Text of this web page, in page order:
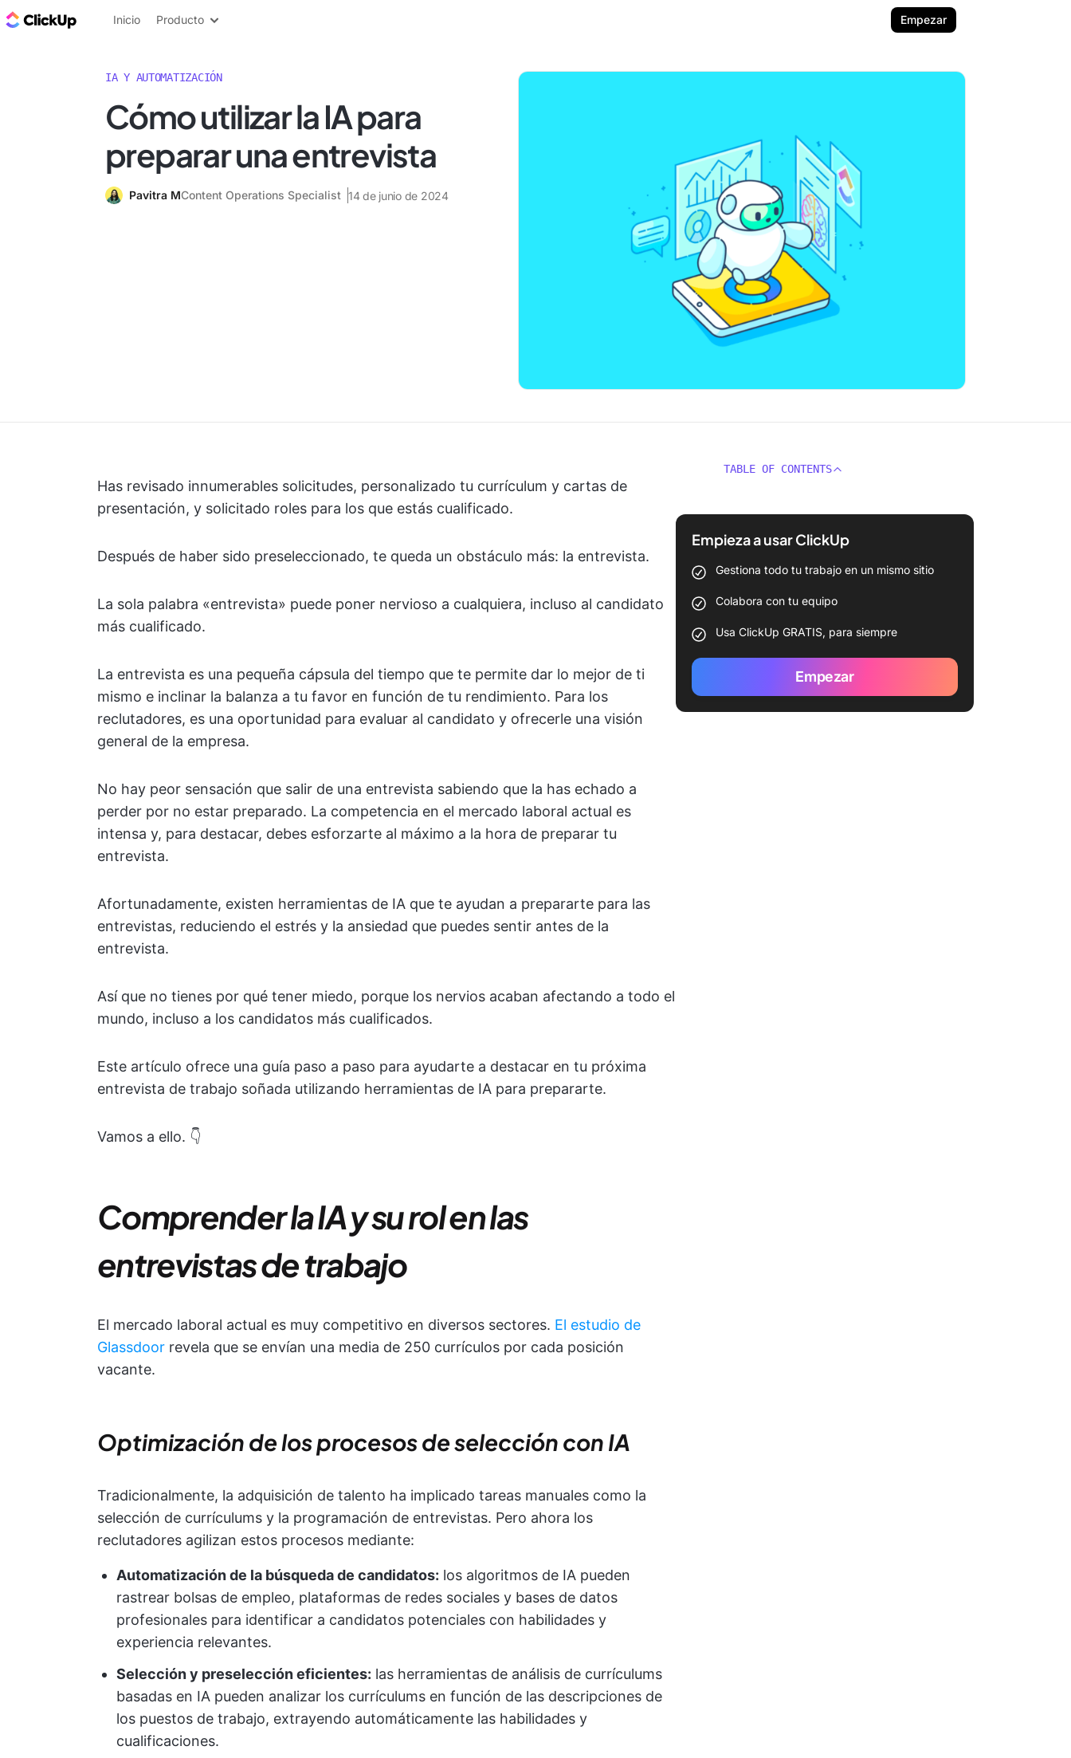
ClickUp Blog
Inicio Producto Empezar
IA Y AUTOMATIZACIÓN
Cómo utilizar la IA para
preparar una entrevista
Pavitra MContent Operations Specialist 14 de junio de 2024
Has revisado innumerables solicitudes, personalizado tu currículum y cartas de
presentación, y solicitado roles para los que estás cualificado.
Después de haber sido preseleccionado, te queda un obstáculo más: la entrevista.
La sola palabra «entrevista» puede poner nervioso a cualquiera, incluso al candidato
más cualificado.
La entrevista es una pequeña cápsula del tiempo que te permite dar lo mejor de ti
mismo e inclinar la balanza a tu favor en función de tu rendimiento. Para los
reclutadores, es una oportunidad para evaluar al candidato y ofrecerle una visión
general de la empresa.
No hay peor sensación que salir de una entrevista sabiendo que la has echado a
perder por no estar preparado. La competencia en el mercado laboral actual es
intensa y, para destacar, debes esforzarte al máximo a la hora de preparar tu
entrevista.
Afortunadamente, existen herramientas de IA que te ayudan a prepararte para las
entrevistas, reduciendo el estrés y la ansiedad que puedes sentir antes de la
entrevista.
Así que no tienes por qué tener miedo, porque los nervios acaban afectando a todo el
mundo, incluso a los candidatos más cualificados.
Este artículo ofrece una guía paso a paso para ayudarte a destacar en tu próxima
entrevista de trabajo soñada utilizando herramientas de IA para prepararte.
Vamos a ello. 👇
Comprender la IA y su rol en las
entrevistas de trabajo
El mercado laboral actual es muy competitivo en diversos sectores. El estudio de
Glassdoor revela que se envían una media de 250 currículos por cada posición
vacante.
Optimización de los procesos de selección con IA
Tradicionalmente, la adquisición de talento ha implicado tareas manuales como la
selección de currículums y la programación de entrevistas. Pero ahora los
reclutadores agilizan estos procesos mediante:
Automatización de la búsqueda de candidatos: los algoritmos de IA pueden
rastrear bolsas de empleo, plataformas de redes sociales y bases de datos
profesionales para identificar a candidatos potenciales con habilidades y
experiencia relevantes.
Selección y preselección eficientes: las herramientas de análisis de currículums
basadas en IA pueden analizar los currículums en función de las descripciones de
los puestos de trabajo, extrayendo automáticamente las habilidades y
cualificaciones.
TABLE OF CONTENTS
Empieza a usar ClickUp
Gestiona todo tu trabajo en un mismo sitio
Colabora con tu equipo
Usa ClickUp GRATIS, para siempre
Empezar